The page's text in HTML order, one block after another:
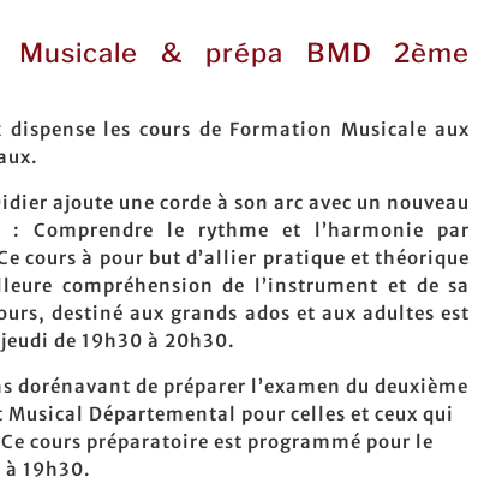
Musicale & prépa BMD 2ème
dispense les cours de Formation Musicale aux
ajoute une corde à son arc avec un nouveau
Comprendre le rythme et l’harmonie par
cours à pour but d’allier pratique et théorique
compréhension de l’instrument et de sa
destiné aux grands ados et aux adultes est
de 19h30 à 20h30.
dorénavant de préparer l’examen du deuxième
Musical Départemental pour celles et ceux qui
cours préparatoire est programmé pour le
à 19h30.